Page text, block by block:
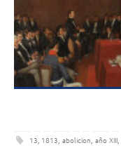
13, 1813,abolicion, año XIII,